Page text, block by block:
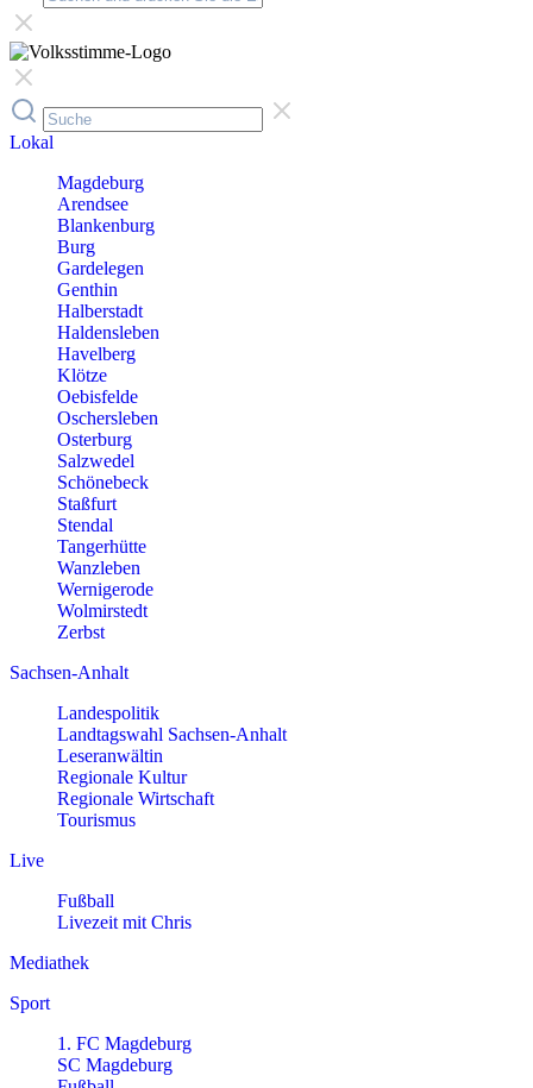
Lokal
Magdeburg
Arendsee
Blankenburg
Burg
Gardelegen
Genthin
Halberstadt
Haldensleben
Havelberg
Klötze
Oebisfelde
Oschersleben
Osterburg
Salzwedel
Schönebeck
Staßfurt
Stendal
Tangerhütte
Wanzleben
Wernigerode
Wolmirstedt
Zerbst
Sachsen-Anhalt
Landespolitik
Landtagswahl Sachsen-Anhalt
Leseranwältin
Regionale Kultur
Regionale Wirtschaft
Tourismus
Live
Fußball
Livezeit mit Chris
Mediathek
Sport
1. FC Magdeburg
SC Magdeburg